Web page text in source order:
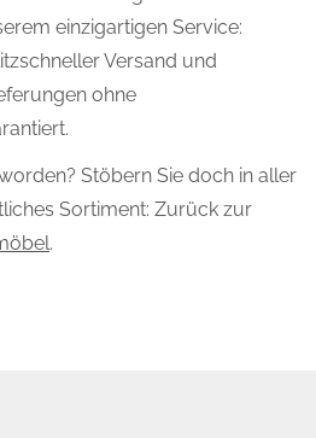
einzigartigen Service:
Versand und
ohne
Stöbern Sie doch in aller
Sortiment: Zurück zur
.